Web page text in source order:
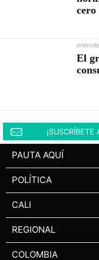
El
PAUTA AQUÍ
POLÍTICA
CALI
REGIONAL
COLOMBIA